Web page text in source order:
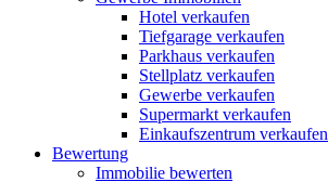
Hotel verkaufen
Tiefgarage verkaufen
Parkhaus verkaufen
Stellplatz verkaufen
Gewerbe verkaufen
Supermarkt verkaufen
Einkaufszentrum verkaufen
Bewertung
Immobilie bewerten